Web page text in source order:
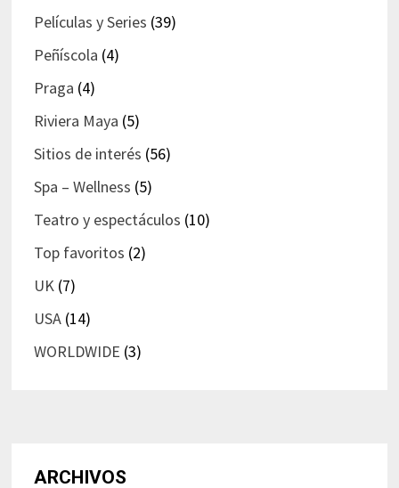
Películas y Series (39)
Peñíscola (4)
Praga (4)
Riviera Maya (5)
Sitios de interés (56)
Spa – Wellness (5)
Teatro y espectáculos (10)
Top favoritos (2)
UK(7)
USA(14)
WORLDWIDE (3)
ARCHIVOS